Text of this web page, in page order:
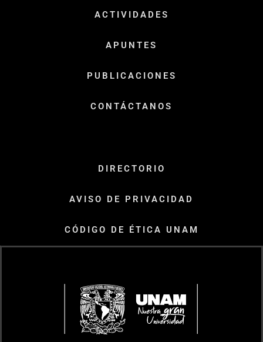
ACTIVIDADES
APUNTES
PUBLICACIONES
CONTÁCTANOS
DIRECTORIO
AVISO DE PRIVACIDAD
CÓDIGO DE ÉTICA UNAM